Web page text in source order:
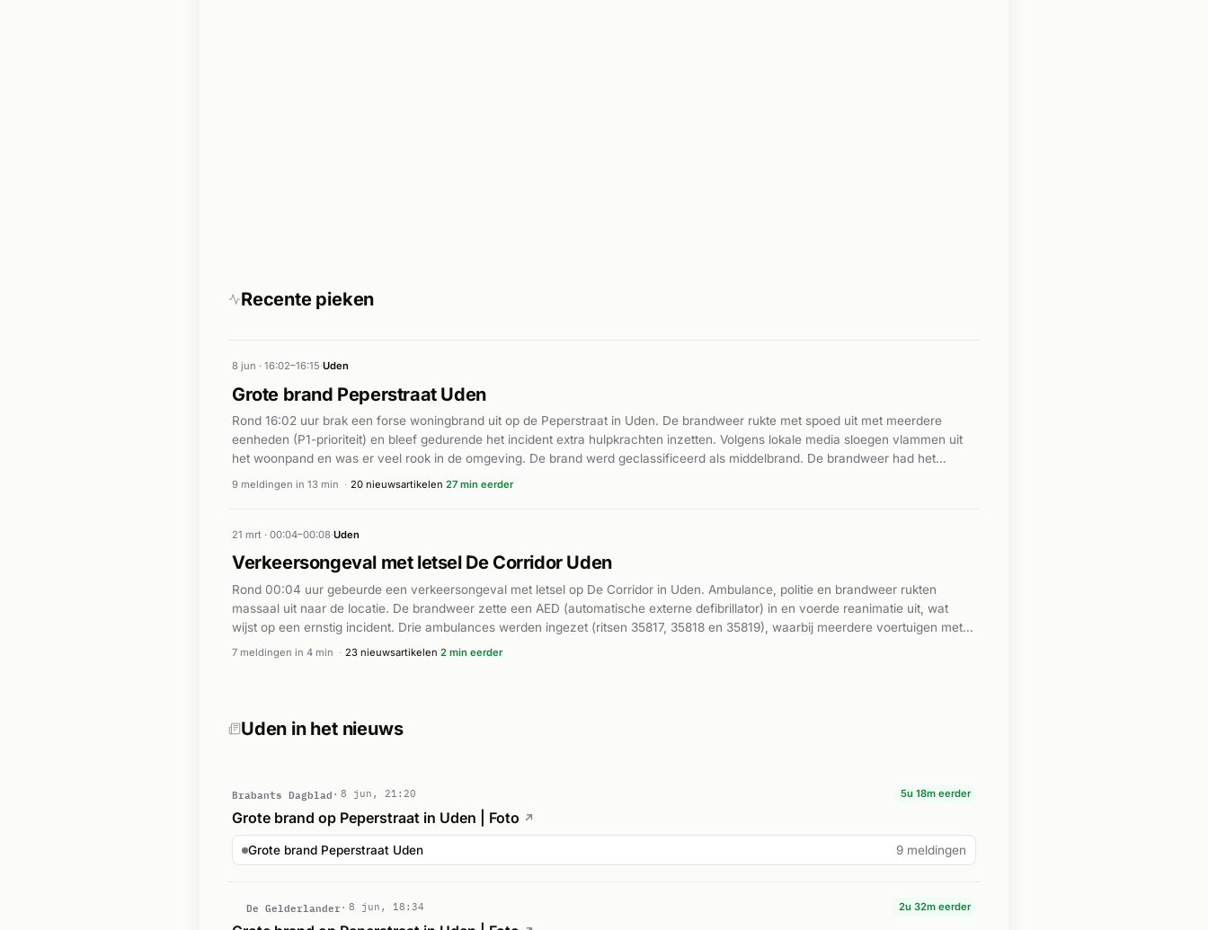
Recente pieken
8 jun · 16:02–16:15·Uden
Grote brand Peperstraat Uden
Rond 16:02 uur brak een forse woningbrand uit op de Peperstraat in Uden. De brandweer rukte met spoed uit met meerdere
eenheden (P1-prioriteit) en bleef gedurende het incident extra hulpkrachten inzetten. Volgens lokale media sloegen vlammen uit
het woonpand en was er veel rook in de omgeving. De brand werd geclassificeerd als middelbrand. De brandweer had het
incident onder controle rond 16:15 uur. Verdere details over mogelijke gewonden of oorzaak zijn in de nieuwsberichten niet
9 meldingen in 13 min · 20 nieuwsartikelen 27 min eerder
21 mrt · 00:04–00:08·Uden
Verkeersongeval met letsel De Corridor Uden
Rond 00:04 uur gebeurde een verkeersongeval met letsel op De Corridor in Uden. Ambulance, politie en brandweer rukten
massaal uit naar de locatie. De brandweer zette een AED (automatische externe defibrillator) in en voerde reanimatie uit, wat
wijst op een ernstig incident. Drie ambulances werden ingezet (ritsen 35817, 35818 en 35819), waarbij meerdere voertuigen met
spoed ter plaatse kwamen. Volgens Brabants Dagblad en De Gelderlander was het een ernstig verkeersongeval op De Corridor.
7 meldingen in 4 min · 23 nieuwsartikelen 2 min eerder
Uden in het nieuws
Brabants Dagblad 8 jun, 21:20 5u 18m eerder
Grote brand op Peperstraat in Uden | Foto ↗
Grote brand Peperstraat Uden 9 meldingen
De Gelderlander 8 jun, 18:34 2u 32m eerder